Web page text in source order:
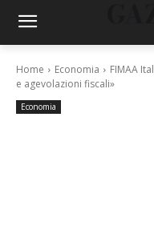
Home Economia
FIMAA
e agevolazioni fiscali»
Economia